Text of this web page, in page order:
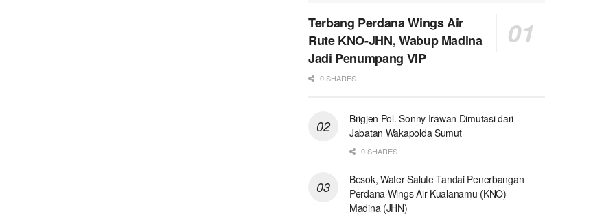
Terbang Perdana Wings Air
Rute KNO-JHN, Wabup Madina
Jadi Penumpang VIP
0 SHARES
Brigjen Pol. Sonny Irawan Dimutasi dari
Jabatan Wakapolda Sumut
0 SHARES
Besok, Water Salute Tandai Penerbangan
Perdana Wings Air Kualanamu (KNO) –
Madina (JHN)